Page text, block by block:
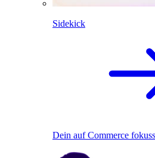
Sidekick
Dein auf Commerce